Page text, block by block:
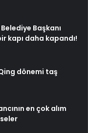
Belediye Başkanı
kapı daha kapandı!
dönemi taş
en çok alım